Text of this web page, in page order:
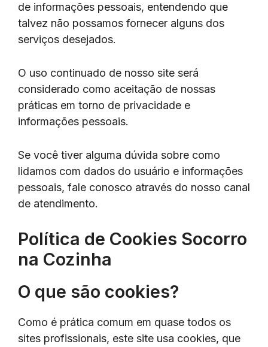
de informações pessoais, entendendo que
talvez não possamos fornecer alguns dos
serviços desejados.
O uso continuado de nosso site será
considerado como aceitação de nossas
práticas em torno de privacidade e
informações pessoais.
Se você tiver alguma dúvida sobre como
lidamos com dados do usuário e informações
pessoais, fale conosco através do nosso canal
de atendimento.
Política de Cookies Socorro
na Cozinha
O que são cookies?
Como é prática comum em quase todos os
sites profissionais, este site usa cookies, que